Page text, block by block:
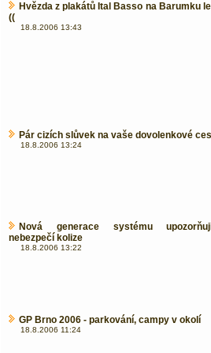
Hvězda z plakátů Ital Basso na Barumku
((
18.8.2006 13:43
Pár cizích slůvek na vaše dovolenkové
18.8.2006 13:24
Nová generace systému
nebezpečí kolize
18.8.2006 13:22
GP Brno 2006 - parkování, campy v okolí
18.8.2006 11:24